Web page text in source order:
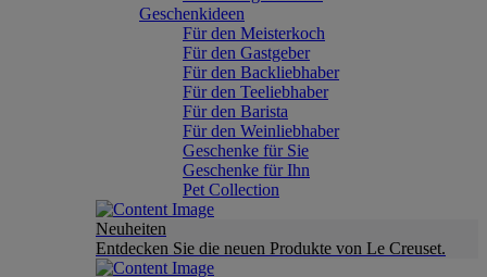
Geschenkideen
Für den Meisterkoch
Für den Gastgeber
Für den Backliebhaber
Für den Teeliebhaber
Für den Barista
Für den Weinliebhaber
Geschenke für Sie
Geschenke für Ihn
Pet Collection
Neuheiten
Entdecken Sie die neuen Produkte von Le Creuset.